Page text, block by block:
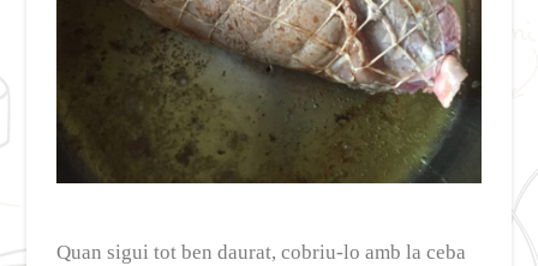
Quan sigui tot ben daurat, cobriu-lo amb la ceba